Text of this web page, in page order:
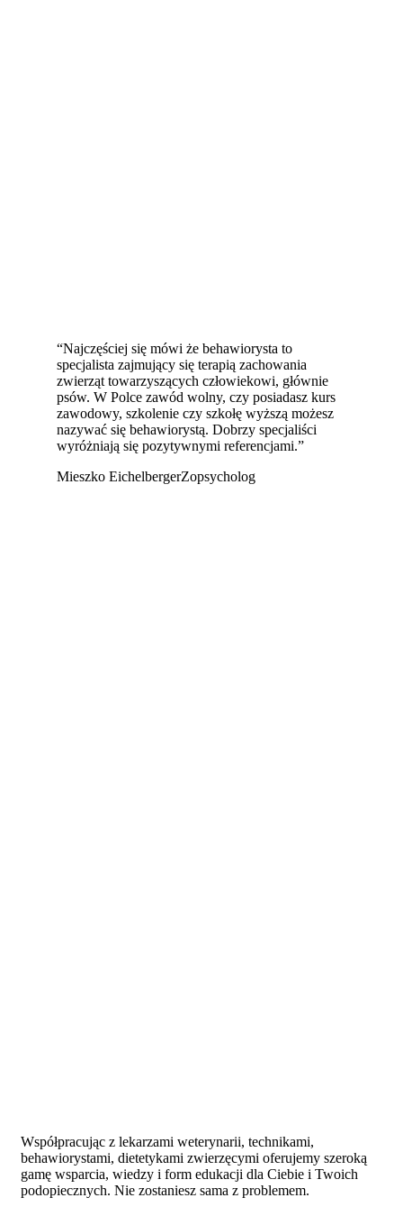
“Najczęściej się mówi że behawiorysta to
specjalista zajmujący się terapią zachowania
zwierząt towarzyszących człowiekowi, głównie
psów. W Polce zawód wolny, czy posiadasz kurs
zawodowy, szkolenie czy szkołę wyższą możesz
nazywać się behawiorystą. Dobrzy specjaliści
wyróżniają się pozytywnymi referencjami.”
Mieszko EichelbergerZopsycholog
Współpracując z lekarzami weterynarii, technikami,
behawiorystami, dietetykami zwierzęcymi oferujemy szeroką
gamę wsparcia, wiedzy i form edukacji dla Ciebie i Twoich
podopiecznych. Nie zostaniesz sama z problemem.